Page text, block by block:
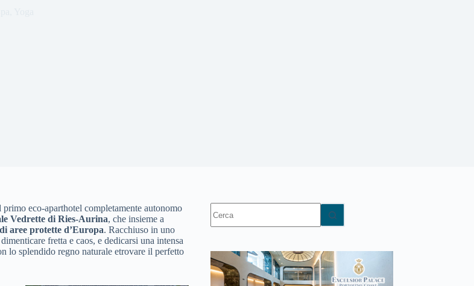
primo eco-aparthotel completamente autonomo
Vedrette di Ries-Aurina, che insieme a
aree protette d’Europa. Racchiuso in uno
fretta e caos, e dedicarsi una intensa
lo splendido regno naturale etrovare il perfetto
risultato